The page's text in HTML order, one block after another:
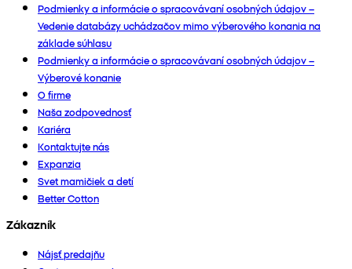
Podmienky a informácie o spracovávaní osobných údajov –
Vedenie databázy uchádzačov mimo výberového konania na
základe súhlasu
Podmienky a informácie o spracovávaní osobných údajov –
Výberové konanie
O firme
Naša zodpovednosť
Kariéra
Kontaktujte nás
Expanzia
Svet mamičiek a detí
Better Cotton
Zákazník
Nájsť predajňu